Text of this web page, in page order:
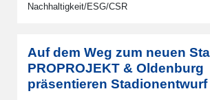
Nachhaltigkeit/ESG/CSR
Auf dem Weg zum neuen
PROPROJEKT & Oldenburg
präsentieren Stadionentwurf